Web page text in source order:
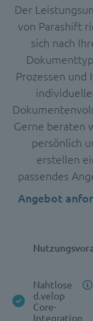
Der
von Parashift
sich nach
Prozessen und
Gerne beraten
persönlich
erstellen
passendes
Angebot
Nahtlose
d.velop
Core-
Integration